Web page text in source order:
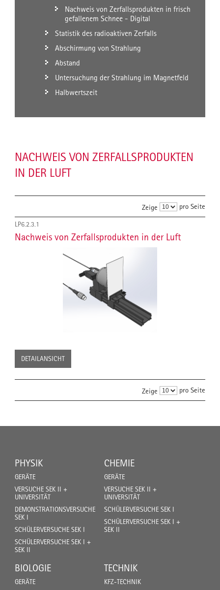
Nachweis von Zerfallsprodukten in frisch
gefallenem Schnee - Digital
Statistik des radioaktiven Zerfalls
Abschirmung von Strahlung
Abstand
Untersuchung der Strahlung im Magnetfeld
Halbwertszeit
NACHWEIS VON ZERFALLSPRODUKTEN
IN DER LUFT
Zeige pro Seite
LP6.2.3.1
Nachweis von Zerfallsprodukten in der Luft
DETAILANSICHT
Zeige pro Seite
PHYSIK
GERÄTE
VERSUCHE SEK II +
UNIVERSITÄT
DEMONSTRATIONSVERSUCHE
SEK I
SCHÜLERVERSUCHE SEK I
SCHÜLERVERSUCHE SEK I +
SEK II
CHEMIE
GERÄTE
VERSUCHE SEK II +
UNIVERSITÄT
SCHÜLERVERSUCHE SEK I
SCHÜLERVERSUCHE SEK I +
SEK II
BIOLOGIE
GERÄTE
TECHNIK
KFZ-TECHNIK